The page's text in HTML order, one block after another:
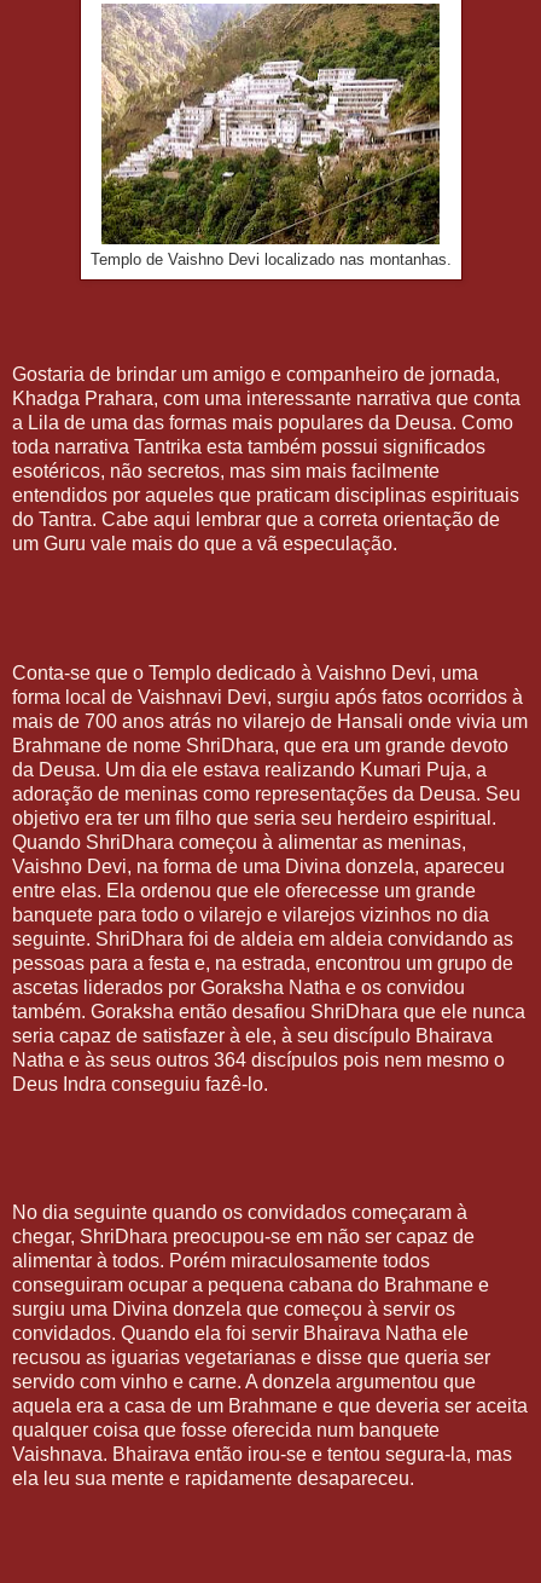
Templo de Vaishno Devi localizado nas montanhas.
Gostaria de brindar um amigo e companheiro de jornada,
Khadga Prahara, com uma interessante narrativa que conta
a Lila de uma das formas mais populares da Deusa. Como
toda narrativa Tantrika esta também possui significados
esotéricos, não secretos, mas sim mais facilmente
entendidos por aqueles que praticam disciplinas espirituais
do Tantra. Cabe aqui lembrar que a correta orientação de
um Guru vale mais do que a vã especulação.
Conta-se que o Templo dedicado à Vaishno Devi, uma
forma local de Vaishnavi Devi, surgiu após fatos ocorridos à
mais de 700 anos atrás no vilarejo de Hansali onde vivia um
Brahmane de nome ShriDhara, que era um grande devoto
da Deusa. Um dia ele estava realizando Kumari Puja, a
adoração de meninas como representações da Deusa. Seu
objetivo era ter um filho que seria seu herdeiro espiritual.
Quando ShriDhara começou à alimentar as meninas,
Vaishno Devi, na forma de uma Divina donzela, apareceu
entre elas. Ela ordenou que ele oferecesse um grande
banquete para todo o vilarejo e vilarejos vizinhos no dia
seguinte. ShriDhara foi de aldeia em aldeia convidando as
pessoas para a festa e, na estrada, encontrou um grupo de
ascetas liderados por Goraksha Natha e os convidou
também. Goraksha então desafiou ShriDhara que ele nunca
seria capaz de satisfazer à ele, à seu discípulo Bhairava
Natha e às seus outros 364 discípulos pois nem mesmo o
Deus Indra conseguiu fazê-lo.
No dia seguinte quando os convidados começaram à
chegar, ShriDhara preocupou-se em não ser capaz de
alimentar à todos. Porém miraculosamente todos
conseguiram ocupar a pequena cabana do Brahmane e
surgiu uma Divina donzela que começou à servir os
convidados. Quando ela foi servir Bhairava Natha ele
recusou as iguarias vegetarianas e disse que queria ser
servido com vinho e carne. A donzela argumentou que
aquela era a casa de um Brahmane e que deveria ser aceita
qualquer coisa que fosse oferecida num banquete
Vaishnava. Bhairava então irou-se e tentou segura-la, mas
ela leu sua mente e rapidamente desapareceu.